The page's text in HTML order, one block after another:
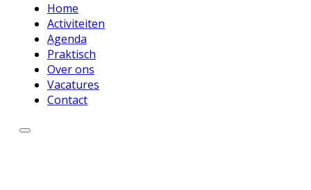
Home
Activiteiten
Agenda
Praktisch
Over ons
Vacatures
Contact